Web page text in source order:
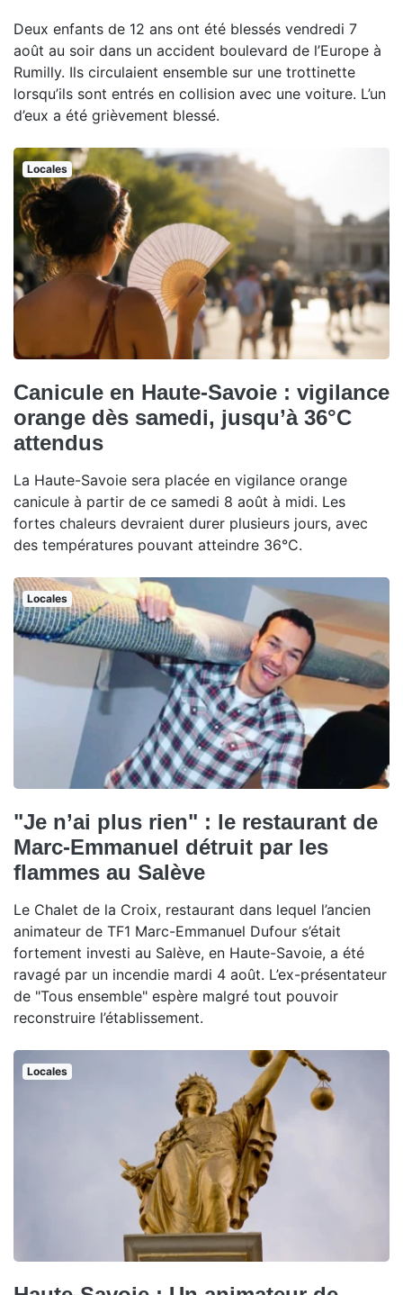
Deux enfants de 12 ans ont été blessés vendredi 7
août au soir dans un accident boulevard de l’Europe à
Rumilly. Ils circulaient ensemble sur une trottinette
lorsqu’ils sont entrés en collision avec une voiture. L’un
d’eux a été grièvement blessé.
Locales
Canicule en Haute-Savoie : vigilance
orange dès samedi, jusqu’à 36°C
attendus
La Haute-Savoie sera placée en vigilance orange
canicule à partir de ce samedi 8 août à midi. Les
fortes chaleurs devraient durer plusieurs jours, avec
des températures pouvant atteindre 36°C.
Locales
"Je n’ai plus rien" : le restaurant de
Marc-Emmanuel détruit par les
flammes au Salève
Le Chalet de la Croix, restaurant dans lequel l’ancien
animateur de TF1 Marc-Emmanuel Dufour s’était
fortement investi au Salève, en Haute-Savoie, a été
ravagé par un incendie mardi 4 août. L’ex-présentateur
de "Tous ensemble" espère malgré tout pouvoir
reconstruire l’établissement.
Locales